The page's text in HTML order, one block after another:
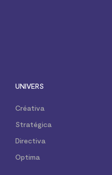
UNIVERS
Créativa
Stratégica
Directiva
Optima